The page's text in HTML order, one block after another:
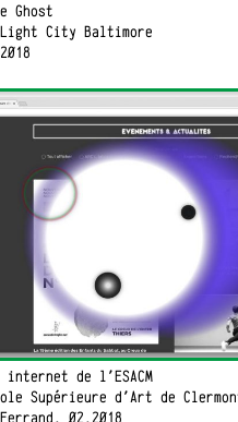
Ghost
City Baltimore
de l'ESACM
Supérieure d'Art de